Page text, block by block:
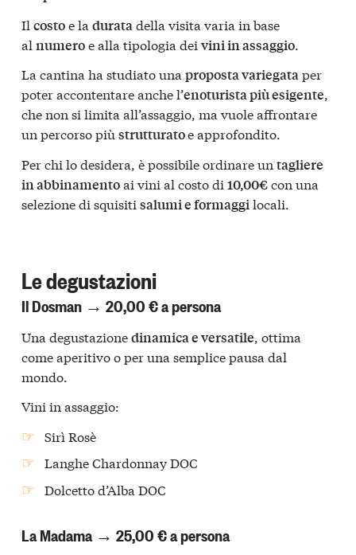
Il costoe la duratadella visita varia in base
al numeroe alla tipologia dei vini in assaggio.
La cantina ha studiato una proposta variegataper
poter accontentare anche l’enoturista più esigente,
che non si limita all’assaggio, ma vuole affrontare
un percorso più strutturatoe approfondito.
Per chi lo desidera, è possibile ordinare un tagliere
in abbinamentoai vini al costo di 10,00€con una
selezione di squisiti salumi e formaggilocali.
Le degustazioni
Il Dosman → 20,00 € a persona
Una degustazionedinamica e versatile, ottima
come aperitivo o per una semplice pausa dal
mondo.
Vini in assaggio:
Sirì Rosè
Langhe Chardonnay DOC
Dolcetto d’Alba DOC
La Madama → 25,00 € a persona